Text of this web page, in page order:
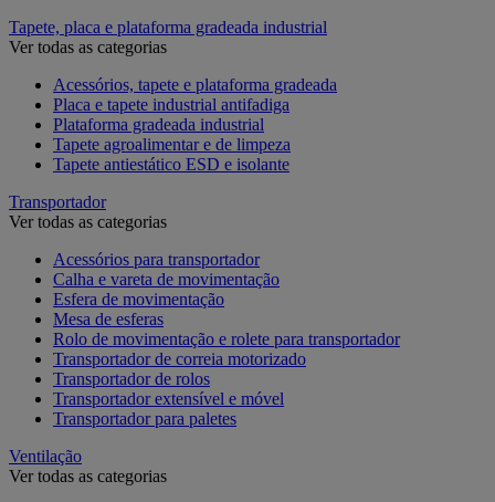
Tapete, placa e plataforma gradeada industrial
Ver todas as categorias
Acessórios, tapete e plataforma gradeada
Placa e tapete industrial antifadiga
Plataforma gradeada industrial
Tapete agroalimentar e de limpeza
Tapete antiestático ESD e isolante
Transportador
Ver todas as categorias
Acessórios para transportador
Calha e vareta de movimentação
Esfera de movimentação
Mesa de esferas
Rolo de movimentação e rolete para transportador
Transportador de correia motorizado
Transportador de rolos
Transportador extensível e móvel
Transportador para paletes
Ventilação
Ver todas as categorias